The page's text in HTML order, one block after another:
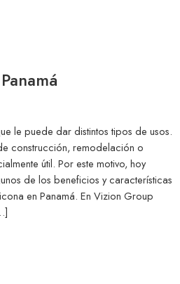
le puede dar distintos tipos de usos.
construcción, remodelación o
útil. Por este motivo, hoy
de los beneficios y características
en Panamá. En Vizion Group